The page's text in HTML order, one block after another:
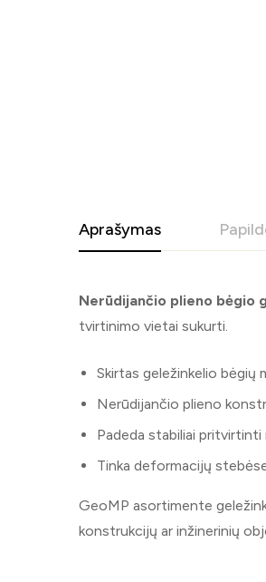
Aprašymas
Nerūdijančio plieno bėgio
tvirtinimo vietai sukurti.
Skirtas geležinkelio bėgių
Nerūdijančio plieno
Padeda stabiliai pritvirtinti
Tinka deformacijų
GeoMP asortimente
konstrukcijų ar inžinerinių